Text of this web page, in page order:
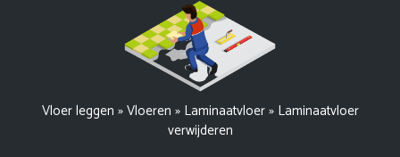
Vloer leggen »Vloeren » Laminaatvloer» Laminaatvloer
verwijderen